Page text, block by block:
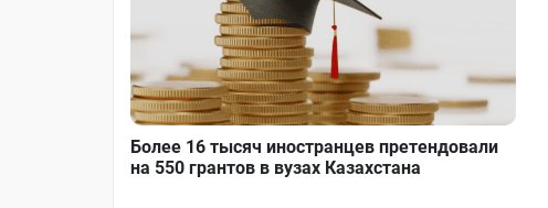
Более 16 тысяч иностранцев претендовали
на 550 грантов в вузах Казахстана